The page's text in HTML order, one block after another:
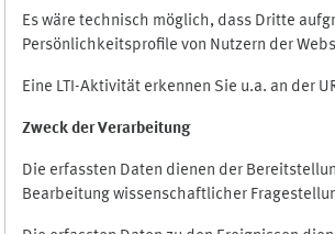
Es wäre technisch möglich, dass Dritte
Persönlichkeitsprofile von Nutzern der
Eine LTI-Aktivität erkennen Sie u.a. an der
Zweck der Verarbeitung
Die erfassten Daten dienen der
Bearbeitung wissenschaftlicher